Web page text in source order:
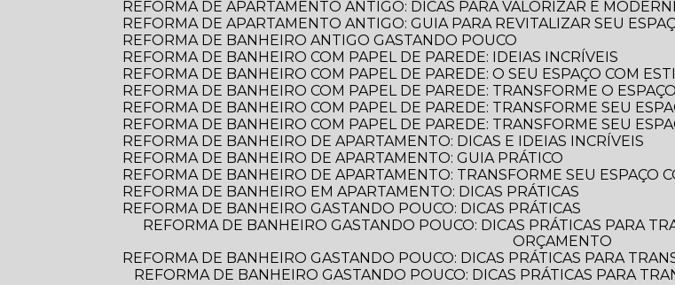
REFORMA DE APARTAMENTO ANTIGO: DICAS PARA VALORIZAR E
REFORMA DE APARTAMENTO ANTIGO: GUIA PARA REVITALIZAR SEU
REFORMA DE BANHEIRO ANTIGO GASTANDO POUCO
REFORMA DE BANHEIRO COM PAPEL DE PAREDE: IDEIAS INCRÍVEIS
REFORMA DE BANHEIRO COM PAPEL DE PAREDE: O SEU ESPAÇO COM
REFORMA DE BANHEIRO COM PAPEL DE PAREDE: TRANSFORME O
REFORMA DE BANHEIRO COM PAPEL DE PAREDE: TRANSFORME SEU
REFORMA DE BANHEIRO COM PAPEL DE PAREDE: TRANSFORME SEU
REFORMA DE BANHEIRO DE APARTAMENTO: DICAS E IDEIAS INCRÍVEIS
REFORMA DE BANHEIRO DE APARTAMENTO: GUIA PRÁTICO
REFORMA DE BANHEIRO DE APARTAMENTO: TRANSFORME SEU ESPAÇO
REFORMA DE BANHEIRO EM APARTAMENTO: DICAS PRÁTICAS
REFORMA DE BANHEIRO GASTANDO POUCO: DICAS PRÁTICAS
REFORMA DE BANHEIRO GASTANDO POUCO: DICAS PRÁTICAS PARA TRANSFORMAR O ESPAÇO SEM ESTOURAR O
ORÇAMENTO
REFORMA DE BANHEIRO GASTANDO POUCO: DICAS PRÁTICAS PARA
REFORMA DE BANHEIRO GASTANDO POUCO: DICAS PRÁTICAS PARA TRANSFORMAR SEU ESPAÇO SEM ESTOURAR O